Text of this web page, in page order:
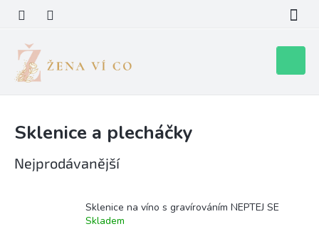
obsah
košík
Sklenice a plecháčky
Nejprodávanější
Sklenice na víno s gravírováním NEPTEJ SE
Skladem